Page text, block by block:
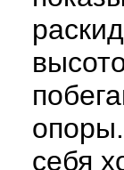
себя